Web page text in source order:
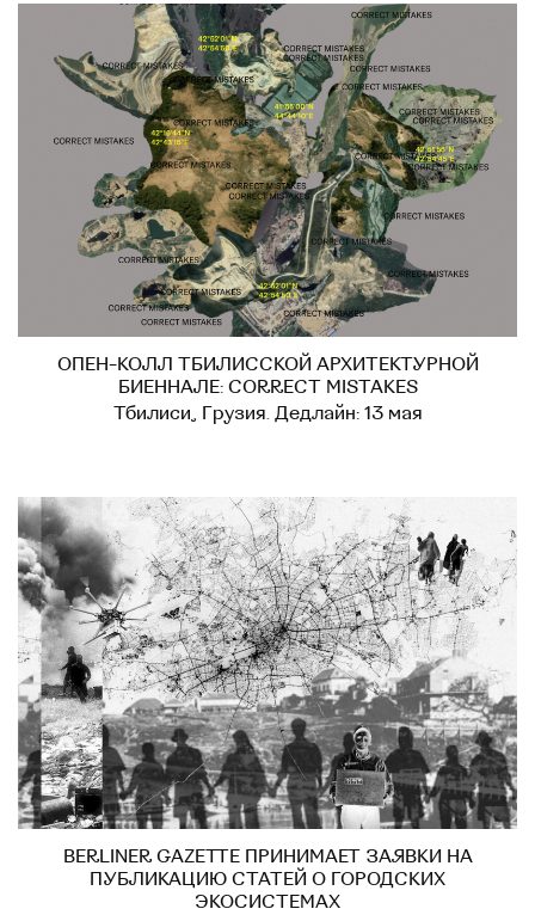
ОПЕН-КОЛЛ ТБИЛИССКОЙ АРХИТЕКТУРНОЙ
БИЕННАЛЕ: CORRECT MISTAKES
Тбилиси, Грузия. Дедлайн: 13 мая
BERLINER GAZETTE ПРИНИМАЕТ ЗАЯВКИ НА
ПУБЛИКАЦИЮ СТАТЕЙ О ГОРОДСКИХ
ЭКОСИСТЕМАХ